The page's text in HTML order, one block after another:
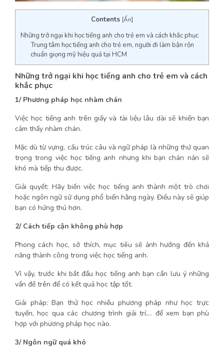
Contents [Ẩn]
Những trở ngại khi học tiếng anh cho trẻ em và cách khắc phục
Trung tâm học tiếng anh cho trẻ em, người đi làm bận rộn
chuẩn giọng mỹ hiệu quả tại HCM
Những trở ngại khi học tiếng anh cho trẻ em và cách
khắc phục
1/ Phương pháp học nhàm chán
Việc học tiếng anh trên giấy và tài liệu lâu dài sẽ khiến bạn
cảm thấy nhàm chán.
Mặc dù từ vựng, cấu trúc câu và ngữ pháp là những thứ quan
trọng trong việc học tiếng anh nhưng khi bạn chán nản sẽ
khó mà tiếp thu được.
Giải quyết: Hãy biến việc học tiếng anh thành một trò chơi
hoặc ngôn ngữ sử dụng phổ biến hằng ngày. Điều này sẽ giúp
bạn có hứng thú hơn.
2/ Cách tiếp cận không phù hợp
Phong cách học, sở thích, mục tiêu sẽ ảnh hưởng đến khả
năng thành công trong việc học tiếng anh.
Vì vậy, trước khi bắt đầu học tiếng anh bạn cần lưu ý những
vấn đề trên để có kết quả học tập tốt.
Giải pháp: Bạn thử học nhiều phương pháp như học trực
tuyến, học qua các chương trình giải trí,… để xem bạn phù
hợp với phương pháp học nào.
3/ Ngôn ngữ quá khó